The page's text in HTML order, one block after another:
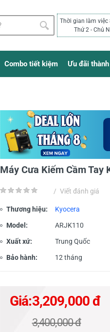
Thời gian làm việc
Thứ 2 - Chủ
Combo tiết kiệm Ưu đãi
Máy Cưa Kiếm Cầm Tay
/ Viết đánh giá
Thương hiệu: Kyocera
Model: ARJK110
Xuất xứ: Trung Quốc
Bảo hành: 12 tháng
Giá:3,209,000 đ
3,400,000 đ